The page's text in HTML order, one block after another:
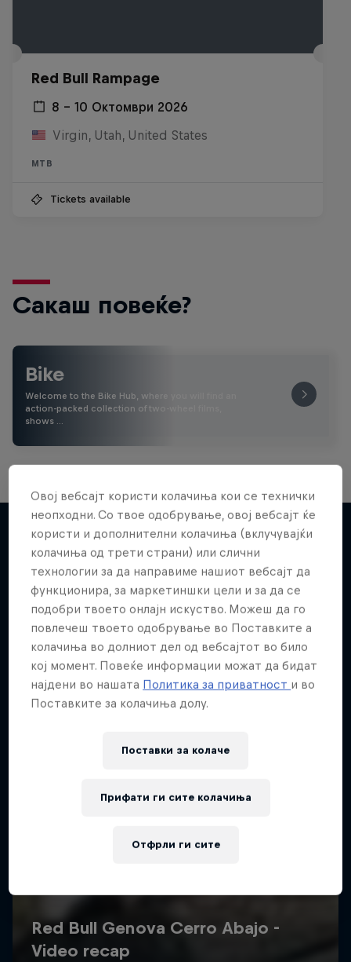
Red Bull Rampage
8 – 10 Октомври 2026
Virgin, Utah, United States
MTB
Tickets available
Сакаш повеќе?
Bike
Welcome to the Bike Hub, where you will find an
action-packed collection of two-wheel films,
shows …
Повеќе слична содржина
Овој вебсајт користи колачиња кои се технички
неопходни. Со твое одобрување, овој вебсајт ќе
користи и дополнителни колачиња (вклучувајќи
колачиња од трети страни) или слични
технологии за да направиме нашиот вебсајт да
функционира, за маркетиншки цели и за да се
подобри твоето онлајн искуство. Можеш да го
повлечеш твоето одобрување во Поставките а
колачиња во долниот дел од вебсајтот во било
кој момент. Повеќе информации можат да бидат
најдени во нашата Политика за приватност и во
Поставките за колачиња долу.
Поставки за колачe
Отфрли ги сите
Прифати ги сите колачиња